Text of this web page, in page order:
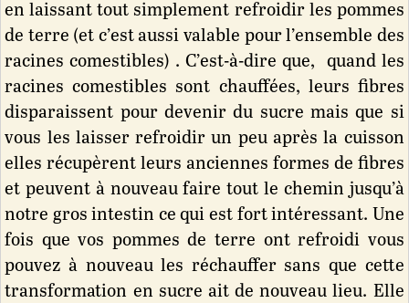
en laissant tout simplement refroidir les pommes
de terre (et c’est aussi valable pour l’ensemble des
racines comestibles) . C’est-à-dire que, quand les
racines comestibles sont chauffées, leurs fibres
disparaissent pour devenir du sucre mais que si
vous les laisser refroidir un peu après la cuisson
elles récupèrent leurs anciennes formes de fibres
et peuvent à nouveau faire tout le chemin jusqu’à
notre gros intestin ce qui est fort intéressant. Une
fois que vos pommes de terre ont refroidi vous
pouvez à nouveau les réchauffer sans que cette
transformation en sucre ait de nouveau lieu. Elle